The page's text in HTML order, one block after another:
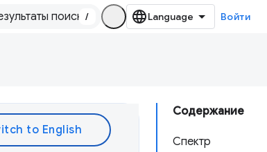
/ Войти
Содержание
Спектр